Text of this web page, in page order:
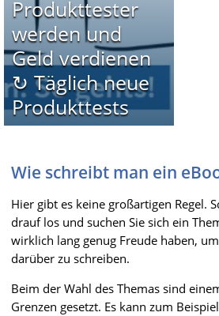
Produkttester
werden und
Geld verdienen
↻ Täglich neue
Produkttests
Wie schreibt man ein
Hier gibt es keine großartigen Regel.
drauf los und suchen Sie sich ein
wirklich lang genug Freude haben,
darüber zu schreiben.
Beim der Wahl des Themas sind
Grenzen gesetzt. Es kann zum